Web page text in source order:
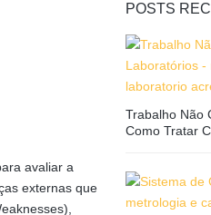
avaliar a
externas que
POSTS
Trabalho Não
Como Tratar